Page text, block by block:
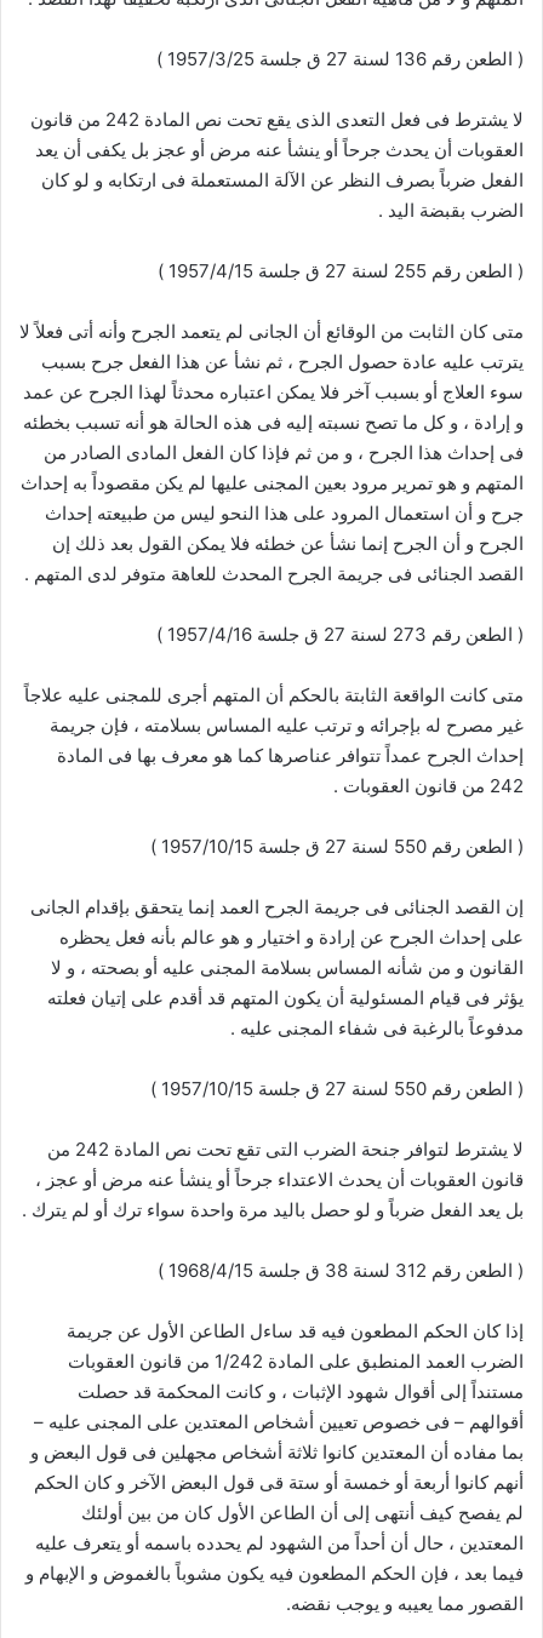
( الطعن رقم 136 لسنة 27 ق جلسة 1957/3/25 )
لا يشترط فى فعل التعدى الذى يقع تحت نص المادة 242 من قانون
العقوبات أن يحدث جرحاً أو ينشأ عنه مرض أو عجز بل يكفى أن يعد
الفعل ضرباً بصرف النظر عن الآلة المستعملة فى ارتكابه و لو كان
الضرب بقبضة اليد .
( الطعن رقم 255 لسنة 27 ق جلسة 1957/4/15 )
متى كان الثابت من الوقائع أن الجانى لم يتعمد الجرح وأنه أتى فعلاً لا
يترتب عليه عادة حصول الجرح ، ثم نشأ عن هذا الفعل جرح بسبب
سوء العلاج أو بسبب آخر فلا يمكن اعتباره محدثاً لهذا الجرح عن عمد
و إرادة ، و كل ما تصح نسبته إليه فى هذه الحالة هو أنه تسبب بخطئه
فى إحداث هذا الجرح ، و من ثم فإذا كان الفعل المادى الصادر من
المتهم و هو تمرير مرود بعين المجنى عليها لم يكن مقصوداً به إحداث
جرح و أن استعمال المرود على هذا النحو ليس من طبيعته إحداث
الجرح و أن الجرح إنما نشأ عن خطئه فلا يمكن القول بعد ذلك إن
القصد الجنائى فى جريمة الجرح المحدث للعاهة متوفر لدى المتهم .
( الطعن رقم 273 لسنة 27 ق جلسة 1957/4/16 )
متى كانت الواقعة الثابتة بالحكم أن المتهم أجرى للمجنى عليه علاجاً
غير مصرح له بإجرائه و ترتب عليه المساس بسلامته ، فإن جريمة
إحداث الجرح عمداً تتوافر عناصرها كما هو معرف بها فى المادة
242 من قانون العقوبات .
( الطعن رقم 550 لسنة 27 ق جلسة 1957/10/15 )
إن القصد الجنائى فى جريمة الجرح العمد إنما يتحقق بإقدام الجانى
على إحداث الجرح عن إرادة و اختيار و هو عالم بأنه فعل يحظره
القانون و من شأنه المساس بسلامة المجنى عليه أو بصحته ، و لا
يؤثر فى قيام المسئولية أن يكون المتهم قد أقدم على إتيان فعلته
مدفوعاً بالرغبة فى شفاء المجنى عليه .
( الطعن رقم 550 لسنة 27 ق جلسة 1957/10/15 )
لا يشترط لتوافر جنحة الضرب التى تقع تحت نص المادة 242 من
قانون العقوبات أن يحدث الاعتداء جرحاً أو ينشأ عنه مرض أو عجز ،
بل يعد الفعل ضرباً و لو حصل باليد مرة واحدة سواء ترك أو لم يترك .
( الطعن رقم 312 لسنة 38 ق جلسة 1968/4/15 )
إذا كان الحكم المطعون فيه قد ساءل الطاعن الأول عن جريمة
الضرب العمد المنطبق على المادة 1/242 من قانون العقوبات
مستنداً إلى أقوال شهود الإثبات ، و كانت المحكمة قد حصلت
أقوالهم – فى خصوص تعيين أشخاص المعتدين على المجنى عليه –
بما مفاده أن المعتدين كانوا ثلاثة أشخاص مجهلين فى قول البعض و
أنهم كانوا أربعة أو خمسة أو ستة قى قول البعض الآخر و كان الحكم
لم يفصح كيف أنتهى إلى أن الطاعن الأول كان من بين أولئك
المعتدين ، حال أن أحداً من الشهود لم يحدده باسمه أو يتعرف عليه
فيما بعد ، فإن الحكم المطعون فيه يكون مشوباً بالغموض و الإبهام و
القصور مما يعيبه و يوجب نقضه.